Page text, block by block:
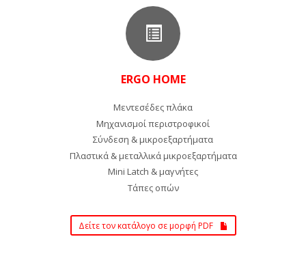
ERGO HOME
Μεντεσέδες πλάκα
Μηχανισμοί περιστροφικοί
Σύνδεση & μικροεξαρτήματα
Πλαστικά & μεταλλικά μικροεξαρτήματα
Μini Latch & μαγνήτες
Τάπες οπών
Δείτε τον κατάλογο σε μορφή PDF